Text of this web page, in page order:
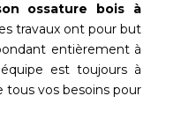
ossature bois à
travaux ont pour but
entièrement à
est toujours à
tous vos besoins pour